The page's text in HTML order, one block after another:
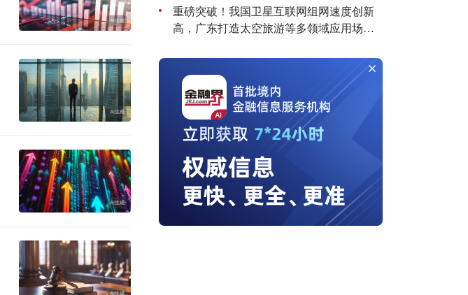
重磅突破！我国卫星互联网组网速度创新
高，广东打造太空旅游等多领域应用场